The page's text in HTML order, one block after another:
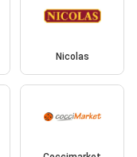
Nicolas